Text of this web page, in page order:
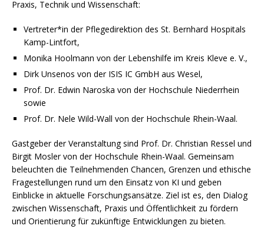
Praxis, Technik und Wissenschaft:
Vertreter*in der Pflegedirektion des St. Bernhard Hospitals
Kamp-Lintfort,
Monika Hoolmann von der Lebenshilfe im Kreis Kleve e. V.,
Dirk Unsenos von der ISIS IC GmbH aus Wesel,
Prof. Dr. Edwin Naroska von der Hochschule Niederrhein
sowie
Prof. Dr. Nele Wild-Wall von der Hochschule Rhein-Waal.
Gastgeber der Veranstaltung sind Prof. Dr. Christian Ressel und
Birgit Mosler von der Hochschule Rhein-Waal. Gemeinsam
beleuchten die Teilnehmenden Chancen, Grenzen und ethische
Fragestellungen rund um den Einsatz von KI und geben
Einblicke in aktuelle Forschungsansätze. Ziel ist es, den Dialog
zwischen Wissenschaft, Praxis und Öffentlichkeit zu fördern
und Orientierung für zukünftige Entwicklungen zu bieten.